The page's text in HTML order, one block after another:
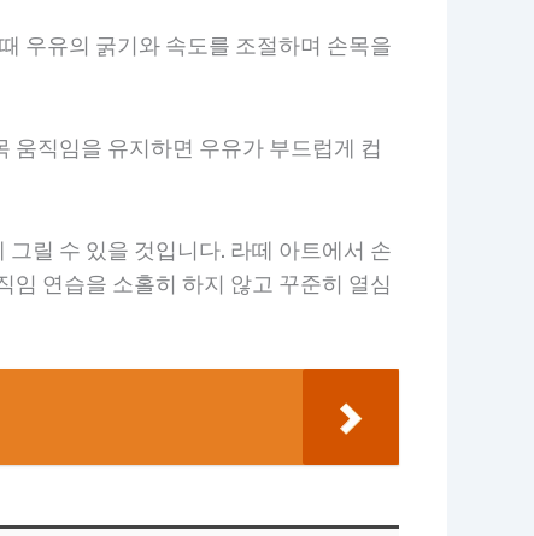
우유의 굵기와 속도를 조절하며 손목을
움직임을 유지하면 우유가 부드럽게 컵
릴 수 있을 것입니다. 라떼 아트에서 손
임 연습을 소홀히 하지 않고 꾸준히 열심